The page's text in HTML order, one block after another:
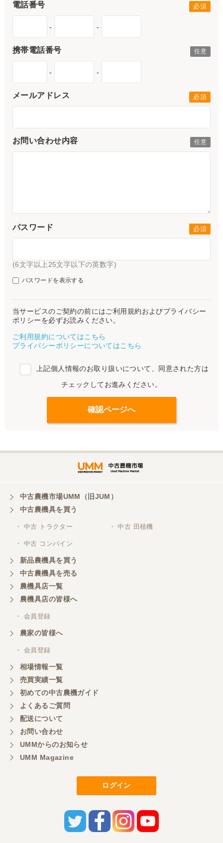
電話番号
- -
携帯電話番号
- -
メールアドレス
お問い合わせ内容
パスワード
(6文字以上25文字以下の英数字)
パスワードを表示する
当サービスのご契約の前にはご利用規約およびプライバシー
ポリシーを必ずお読みください。
ご利用規約についてはこちら
プライバシーポリシーについてはこちら
上記個人情報のお取り扱いについて、同意された方は
チェックしてお進みください。
中古農機市場UMM（旧JUM）
中古農機具を買う
・ 中古 トラクター ・ 中古 田植機
・ 中古 コンバイン
新品農機具を買う
中古農機具を売る
農機具店一覧
農機具店の皆様へ
・ 会員登録
農家の皆様へ
・ 会員登録
相場情報一覧
売買実績一覧
初めての中古農機ガイド
よくあるご質問
配送について
お問い合わせ
UMMからのお知らせ
UMM Magazine
ログイン